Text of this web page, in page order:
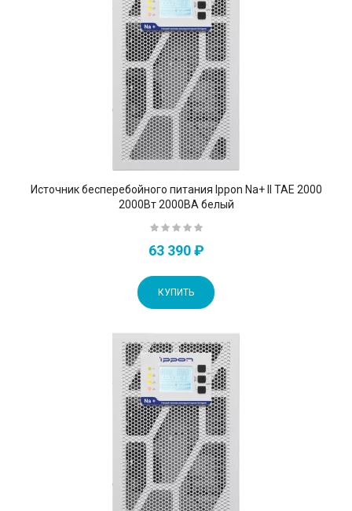
Источник бесперебойного питания Ippon Na+ II TAE 2000
2000Вт 2000ВА белый
63 390 ₽
КУПИТЬ